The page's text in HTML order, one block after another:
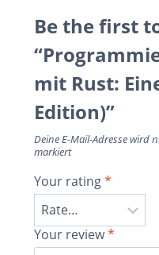
Be the first
mit Rust:
Edition)”
Deine E-Mail-Adresse wird
markiert
Your rating*
Your review*